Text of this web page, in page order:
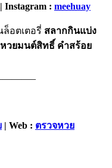
| Instagram : meehuay
ล็อตเตอรี่ สลากกินแบ่ง
หวยมนต์สิทธิ์ คำสร้อย
| Web : ตรวจหวย